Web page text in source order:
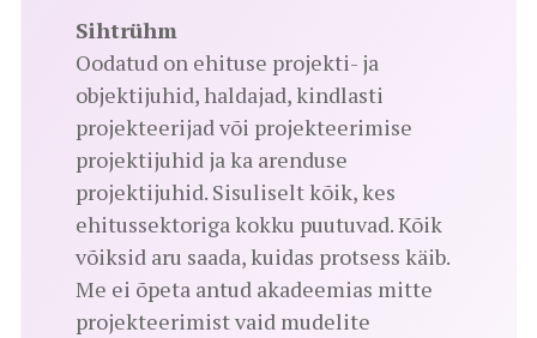
Sihtrühm
Oodatud on ehituse projekti- ja
objektijuhid, haldajad, kindlasti
projekteerijad või projekteerimise
projektijuhid ja ka arenduse
projektijuhid. Sisuliselt kõik, kes
ehitussektoriga kokku puutuvad. Kõik
võiksid aru saada, kuidas protsess käib.
Me ei õpeta antud akadeemias mitte
projekteerimist vaid mudelite